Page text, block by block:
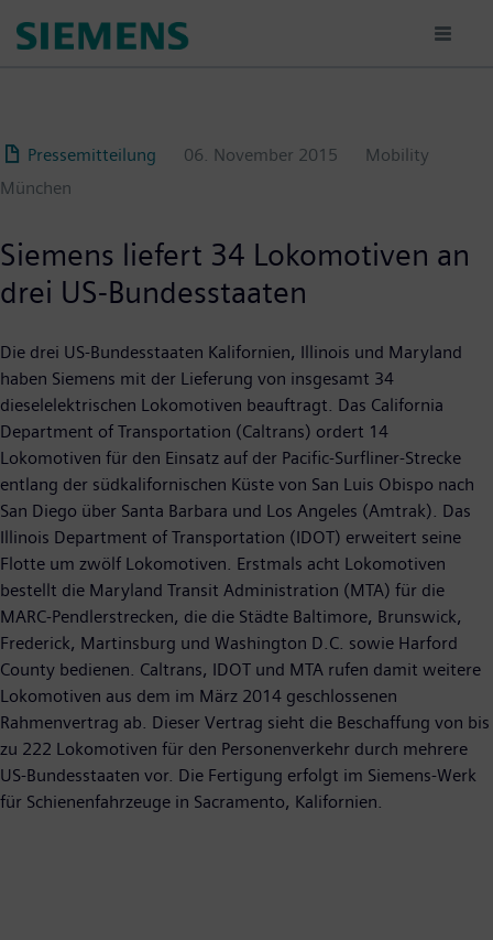
para
Pressemitteilung
06. November 2015
Mobility
München
Siemens liefert 34 Lokomotiven an
drei US-Bundesstaaten
Die drei US-Bundesstaaten Kalifornien, Illinois und Maryland
haben Siemens mit der Lieferung von insgesamt 34
dieselelektrischen Lokomotiven beauftragt. Das California
Department of Transportation (Caltrans) ordert 14
Lokomotiven für den Einsatz auf der Pacific-Surfliner-Strecke
entlang der südkalifornischen Küste von San Luis Obispo nach
San Diego über Santa Barbara und Los Angeles (Amtrak). Das
Illinois Department of Transportation (IDOT) erweitert seine
Flotte um zwölf Lokomotiven. Erstmals acht Lokomotiven
bestellt die Maryland Transit Administration (MTA) für die
MARC-Pendlerstrecken, die die Städte Baltimore, Brunswick,
Frederick, Martinsburg und Washington D.C. sowie Harford
County bedienen. Caltrans, IDOT und MTA rufen damit weitere
Lokomotiven aus dem im März 2014 geschlossenen
Rahmenvertrag ab. Dieser Vertrag sieht die Beschaffung von bis
zu 222 Lokomotiven für den Personenverkehr durch mehrere
US-Bundesstaaten vor. Die Fertigung erfolgt im Siemens-Werk
für Schienenfahrzeuge in Sacramento, Kalifornien.